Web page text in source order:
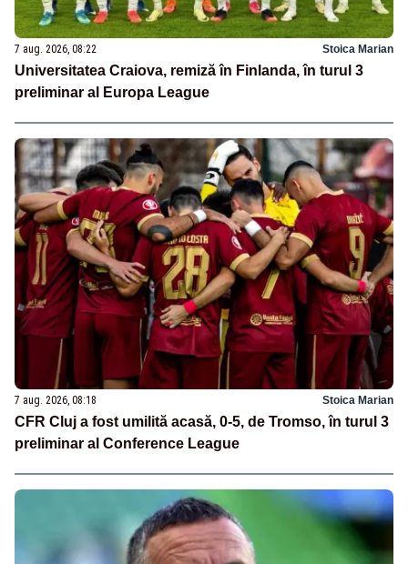
7 aug. 2026, 08:22 Stoica Marian
Universitatea Craiova, remiză în Finlanda, în turul 3
preliminar al Europa League
7 aug. 2026, 08:18 Stoica Marian
CFR Cluj a fost umilită acasă, 0-5, de Tromso, în turul 3
preliminar al Conference League